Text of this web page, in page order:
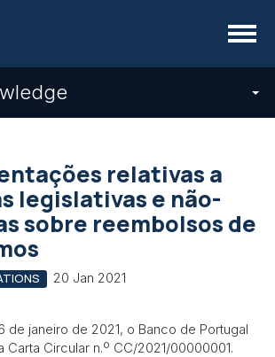
Menu
relativas a
legislativas e não-
sobre reembolsos de
20 Jan 2021
de janeiro de 2021, o Banco de Portugal
Carta Circular n.º CC/2021/00000001.